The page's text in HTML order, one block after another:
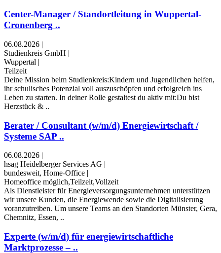
Center-Manager / Standortleitung in Wuppertal-
Cronenberg ..
06.08.2026 |
Studienkreis GmbH |
Wuppertal |
Teilzeit
Deine Mission beim Studienkreis:Kindern und Jugendlichen helfen,
ihr schulisches Potenzial voll auszuschöpfen und erfolgreich ins
Leben zu starten. In deiner Rolle gestaltest du aktiv mit:Du bist
Herzstück & ..
Berater / Consultant (w/m/d) Energiewirtschaft /
Systeme SAP ..
06.08.2026 |
hsag Heidelberger Services AG |
bundesweit, Home-Office |
Homeoffice möglich,Teilzeit,Vollzeit
Als Dienstleister für Energieversorgungsunternehmen unterstützen
wir unsere Kunden, die Energiewende sowie die Digitalisierung
voranzutreiben. Um unsere Teams an den Standorten Münster, Gera,
Chemnitz, Essen, ..
Experte (w/m/d) für energiewirtschaftliche
Marktprozesse – ..